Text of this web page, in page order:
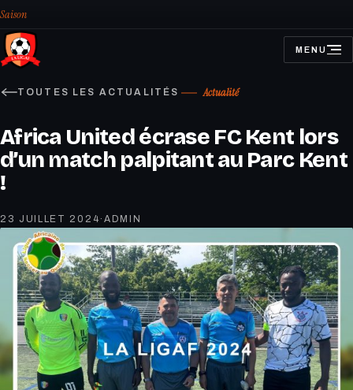
Saison
MENU
OUVRIR
LE
TOUTES LES ACTUALITÉS Actualité
Africa United écrase FC Kent lors
d’un match palpitant au Parc Kent
!
23 JUILLET 2024 · ADMIN